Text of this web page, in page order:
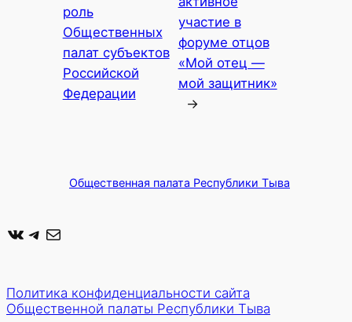
роль
Общественных
палат субъектов
Российской
Федерации
участие в
форуме отцов
«Мой отец —
мой защитник»
→
Общественная палата Республики Тыва
ВКонтакте Telegram Почта
Политика конфиденциальности сайта
Общественной палаты Республики Тыва